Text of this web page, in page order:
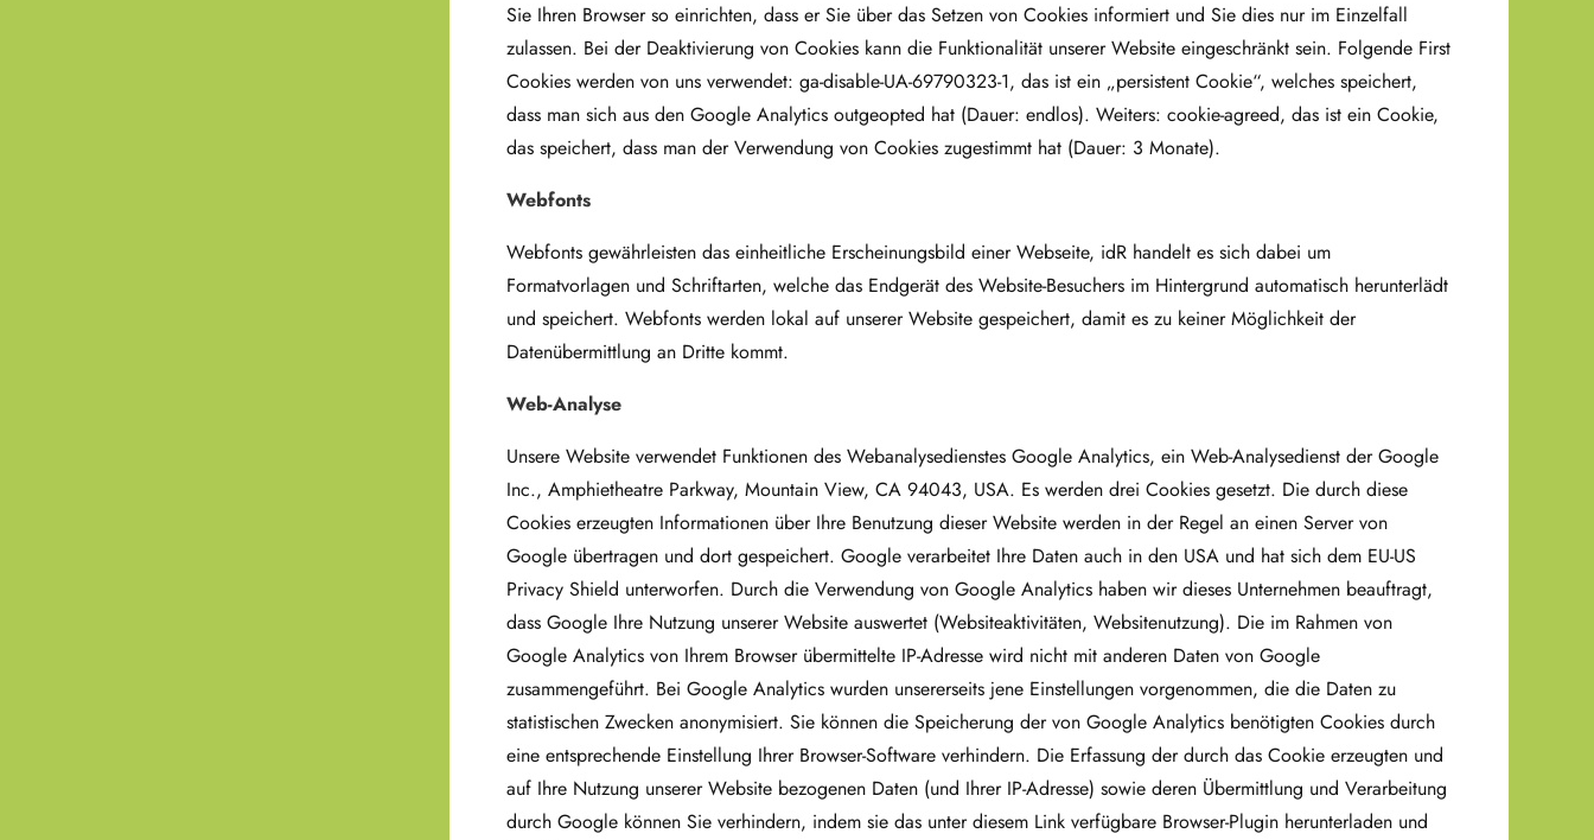
Sie Ihren Browser so einrichten, dass er Sie über das Setzen von Cookies informiert und Sie dies nur im Einzelfall
zulassen. Bei der Deaktivierung von Cookies kann die Funktionalität unserer Website eingeschränkt sein. Folgende First
Cookies werden von uns verwendet: ga-disable-UA-69790323-1, das ist ein „persistent Cookie“, welches speichert,
dass man sich aus den Google Analytics outgeopted hat (Dauer: endlos). Weiters: cookie-agreed, das ist ein Cookie,
das speichert, dass man der Verwendung von Cookies zugestimmt hat (Dauer: 3 Monate).
Webfonts
Webfonts gewährleisten das einheitliche Erscheinungsbild einer Webseite, idR handelt es sich dabei um
Formatvorlagen und Schriftarten, welche das Endgerät des Website-Besuchers im Hintergrund automatisch herunterlädt
und speichert. Webfonts werden lokal auf unserer Website gespeichert, damit es zu keiner Möglichkeit der
Datenübermittlung an Dritte kommt.
Web-Analyse
Unsere Website verwendet Funktionen des Webanalysedienstes Google Analytics, ein Web-Analysedienst der Google
Inc., Amphietheatre Parkway, Mountain View, CA 94043, USA. Es werden drei Cookies gesetzt. Die durch diese
Cookies erzeugten Informationen über Ihre Benutzung dieser Website werden in der Regel an einen Server von
Google übertragen und dort gespeichert. Google verarbeitet Ihre Daten auch in den USA und hat sich dem EU-US
Privacy Shield unterworfen. Durch die Verwendung von Google Analytics haben wir dieses Unternehmen beauftragt,
dass Google Ihre Nutzung unserer Website auswertet (Websiteaktivitäten, Websitenutzung). Die im Rahmen von
Google Analytics von Ihrem Browser übermittelte IP-Adresse wird nicht mit anderen Daten von Google
zusammengeführt. Bei Google Analytics wurden unsererseits jene Einstellungen vorgenommen, die die Daten zu
statistischen Zwecken anonymisiert. Sie können die Speicherung der von Google Analytics benötigten Cookies durch
eine entsprechende Einstellung Ihrer Browser-Software verhindern. Die Erfassung der durch das Cookie erzeugten und
auf Ihre Nutzung unserer Website bezogenen Daten (und Ihrer IP-Adresse) sowie deren Übermittlung und Verarbeitung
durch Google können Sie verhindern, indem sie das unter diesem Link verfügbare Browser-Plugin herunterladen und